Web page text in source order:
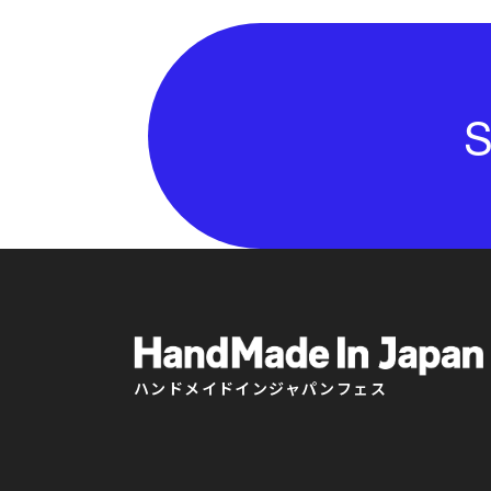
ハンドメイドインジャパンフェス